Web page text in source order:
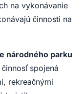
na vykonávanie
činnosti na
národného parku
spojená
rekreačnými